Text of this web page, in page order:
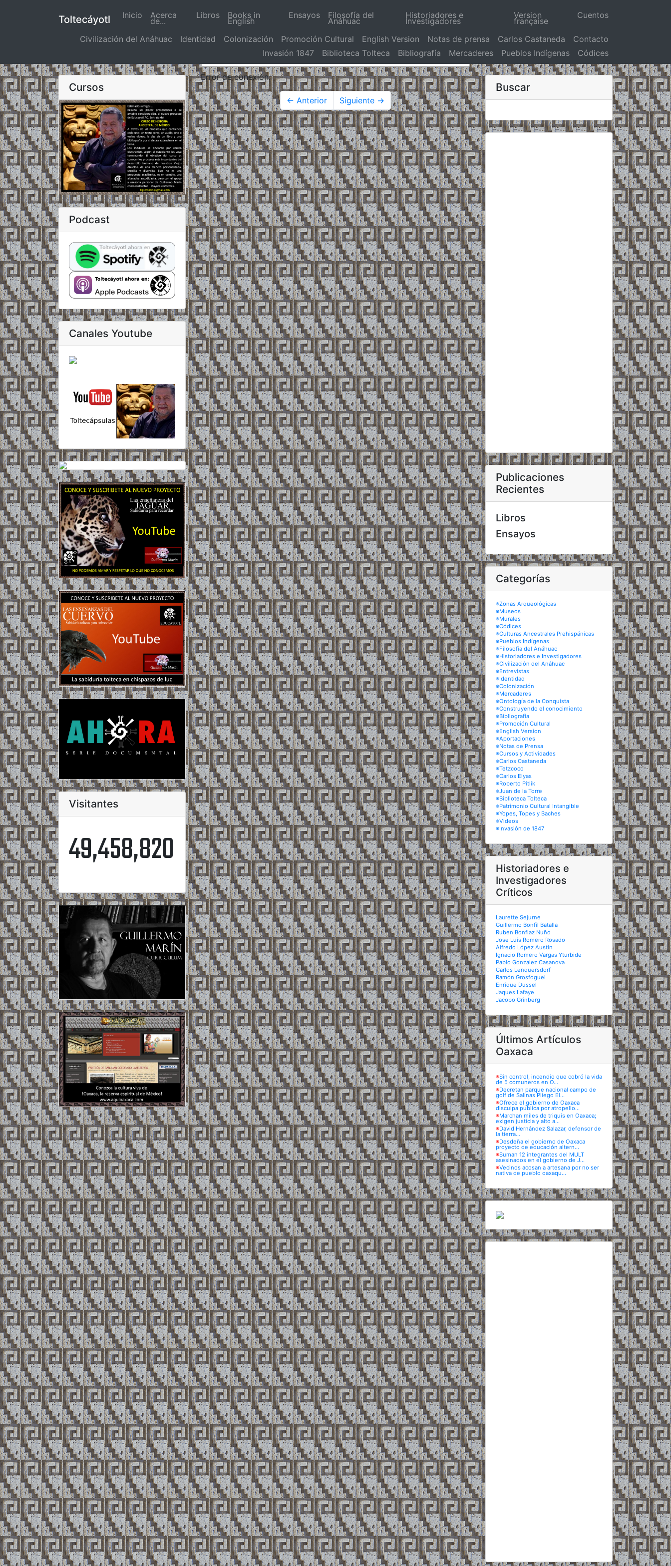
Toltecáyotl Inicio (actual)
Acerca
de...
Libros Books in
English
Ensayos Filosofía del
Anáhuac
Historiadores e
Investigadores
Version
française
Cuentos
Civilización del Anáhuac Identidad Colonización Promoción Cultural English Version Notas de prensa Carlos Castaneda
Contacto
Invasión 1847
Biblioteca Tolteca Bibliografía Mercaderes Pueblos Indígenas Códices
Cursos
Podcast
Canales Youtube
Visitantes
49,458,820
Error de conexión.
← Anterior Siguiente →
Buscar
Publicaciones
Recientes
Libros
Ensayos
Categorías
※Zonas Arqueológicas
※Museos
※Murales
※Códices
※Culturas Ancestrales Prehispánicas
※Pueblos Indígenas
※Filosofía del Anáhuac
※Historiadores e Investigadores
※Civilización del Anáhuac
※Entrevistas
※Identidad
※Colonización
※Mercaderes
※Ontología de la Conquista
※Construyendo el conocimiento
※Bibliografía
※Promoción Cultural
※English Version
※Aportaciones
※Notas de Prensa
※Cursos y Actividades
※Carlos Castaneda
※Tetzcoco
※Carlos Elyas
※Roberto Pitlik
※Juan de la Torre
※Biblioteca Tolteca
※Patrimonio Cultural Intangible
※Yopes, Topes y Baches
※Videos
※Invasión de 1847
Historiadores e
Investigadores
Críticos
Laurette Sejurne
Guillermo Bonfil Batalla
Ruben Bonfiaz Nuño
Jose Luis Romero Rosado
Alfredo López Austin
Ignacio Romero Vargas Yturbide
Pablo Gonzalez Casanova
Carlos Lenquersdorf
Ramón Grosfoguel
Enrique Dussel
Jaques Lafaye
Jacobo Grinberg
Últimos Artículos
Oaxaca
※Sin control, incendio que cobró la vida
de 5 comuneros en O...
※Decretan parque nacional campo de
golf de Salinas Pliego El...
※Ofrece el gobierno de Oaxaca
disculpa pública por atropello...
※Marchan miles de triquis en Oaxaca;
exigen justicia y alto a...
※David Hernández Salazar, defensor de
la tierra...
※Desdeña el gobierno de Oaxaca
proyecto de educación altern...
※Suman 12 integrantes del MULT
asesinados en el gobierno de J...
※Vecinos acosan a artesana por no ser
nativa de pueblo oaxaqu...